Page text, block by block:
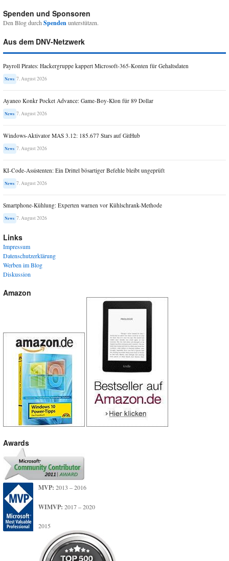
Spenden und Sponsoren
Den Blog durch Spendenunterstützen.
Aus dem DNV-Netzwerk
Payroll Pirates: Hackergruppe kappert Microsoft-365-Konten für Gehaltsdaten
News 7. August 2026
Ayaneo Konkr Pocket Advance: Game-Boy-Klon für 89 Dollar
News 7. August 2026
Windows-Aktivator MAS 3.12: 185.677 Stars auf GitHub
News 7. August 2026
KI-Code-Assistenten: Ein Drittel bösartiger Befehle bleibt ungeprüft
News 7. August 2026
Smartphone-Kühlung: Experten warnen vor Kühlschrank-Methode
News 7. August 2026
Links
Impressum
Datenschutzerklärung
Werben im Blog
Diskussion
Amazon
Awards
MVP: 2013 – 2016
WIMVP: 2017 – 2020
2015